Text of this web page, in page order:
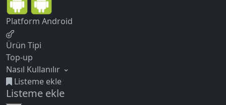
Platform Android
Ürün Tipi
Top-up
Nasıl Kullanılır
Listeme ekle
Listeme ekle